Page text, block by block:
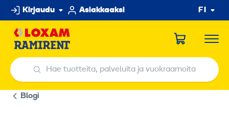
Hyppää
sisältöön
Kirjaudu Asiakkaaksi FI
Hae tuotteita, palveluita ja vuokraamoita
Hae tuotteita, palveluita ja vuokraamoita
Blogi